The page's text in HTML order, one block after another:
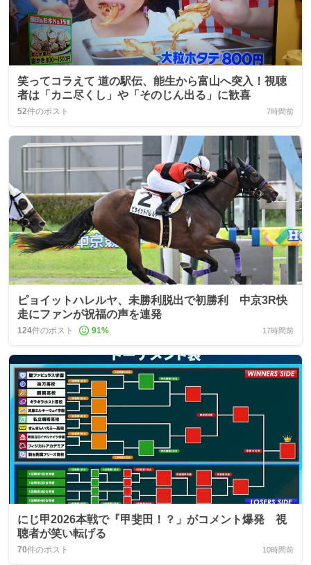
笑ってコラえて 道の駅伝、能生から富山へ突入！視聴
者は「カニ尽くし」や「そのじん出る」に歓喜
52件のポスト 7時間前
ピョイットハレルヤ、未勝利脱出で初勝利 中京3R快
走にファンが祝福の声を連発
124件のポスト 91% 17時間前
にじ甲2026本戦で『甲斐田！？」がコメント爆発 視
聴者が笑い転げる
70件のポスト 10時間前